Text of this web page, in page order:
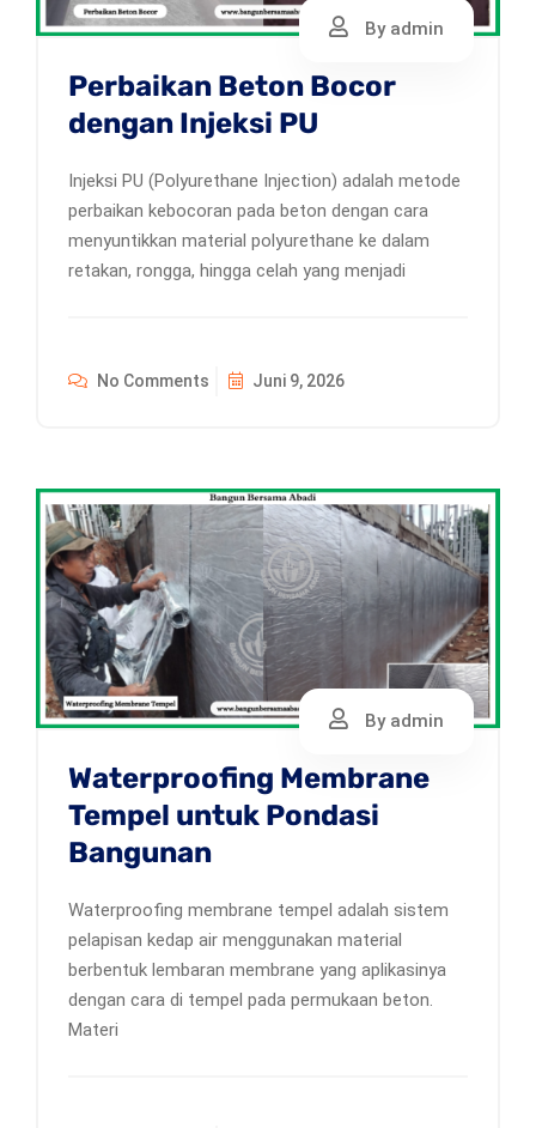
By admin
Perbaikan Beton Bocor
dengan Injeksi PU
Injeksi PU (Polyurethane Injection) adalah metode
perbaikan kebocoran pada beton dengan cara
menyuntikkan material polyurethane ke dalam
retakan, rongga, hingga celah yang menjadi
No Comments Juni 9, 2026
By admin
Waterproofing Membrane
Tempel untuk Pondasi
Bangunan
Waterproofing membrane tempel adalah sistem
pelapisan kedap air menggunakan material
berbentuk lembaran membrane yang aplikasinya
dengan cara di tempel pada permukaan beton.
Materi